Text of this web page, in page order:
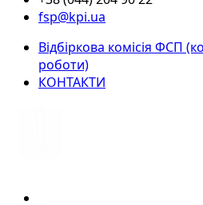
fsp@kpi.ua
Відбіркова комісія ФСП
роботи)
КОНТАКТИ